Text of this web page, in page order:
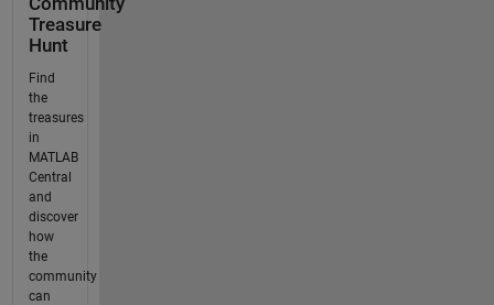
Treasure
Hunt
Find
the
treasures
in
MATLAB
Central
and
discover
how
the
community
can